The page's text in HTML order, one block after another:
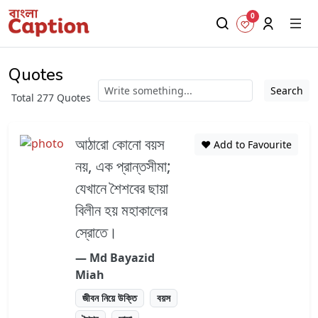
0
Quotes
Total 277 Quotes
Search
আঠারো কোনো বয়স
নয়, এক প্রান্তসীমা;
যেখানে শৈশবের ছায়া
বিলীন হয় মহাকালের
স্রোতে।
― Md Bayazid
Miah
জীবন নিয়ে উক্তি
বয়স
❤️ Add to Favourite